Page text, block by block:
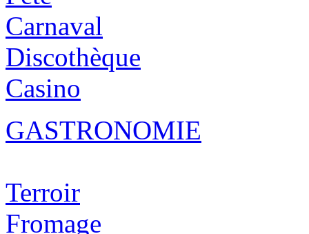
Carnaval
Discothèque
Casino
GASTRONOMIE
Terroir
Fromage